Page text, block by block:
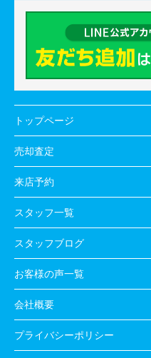
トップページ
売却査定
来店予約
スタッフ一覧
スタッフブログ
お客様の声一覧
会社概要
プライバシーポリシー